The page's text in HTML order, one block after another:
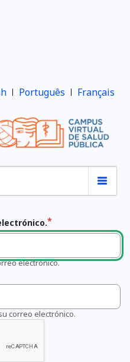
Português Français
electrónico.
correo electrónico.